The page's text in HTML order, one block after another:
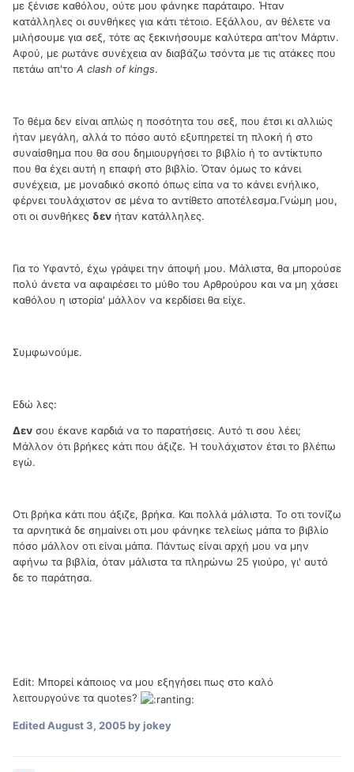
με ξένισε καθόλου, ούτε μου φάνηκε παράταιρο. Ήταν
κατάλληλες οι συνθήκες για κάτι τέτοιο. Εξάλλου, αν θέλετε να
μιλήσουμε για σεξ, τότε ας ξεκινήσουμε καλύτερα απ'τον Μάρτιν.
Αφού, με ρωτάνε συνέχεια αν διαβάζω τσόντα με τις ατάκες που
πετάω απ'το A clash of kings.
Το θέμα δεν είναι απλώς η ποσότητα του σεξ, που έτσι κι αλλιώς
ήταν μεγάλη, αλλά το πόσο αυτό εξυπηρετεί τη πλοκή ή στο
συναίσθημα που θα σου δημιουργήσει το βιβλίο ή το αντίκτυπο
που θα έχει αυτή η επαφή στο βιβλίο. Όταν όμως το κάνει
συνέχεια, με μοναδικό σκοπό όπως είπα να το κάνει ενήλικο,
φέρνει τουλάχιστον σε μένα το αντίθετο αποτέλεσμα.Γνώμη μου,
οτι οι συνθήκες δεν ήταν κατάλληλες.
Για το Υφαντό, έχω γράψει την άποψή μου. Μάλιστα, θα μπορούσε
πολύ άνετα να αφαιρέσει το μύθο του Αρθρούρου και να μη χάσει
καθόλου η ιστορία' μάλλον να κερδίσει θα είχε.
Συμφωνούμε.
Εδώ λες:
Δεν σου έκανε καρδιά να το παρατήσεις. Αυτό τι σου λέει;
Μάλλον ότι βρήκες κάτι που άξιζε. Ή τουλάχιστον έτσι το βλέπω
εγώ.
Οτι βρήκα κάτι που άξιζε, βρήκα. Και πολλά μάλιστα. Το οτι τονίζω
τα αρνητικά δε σημαίνει οτι μου φάνηκε τελείως μάπα το βιβλίο
πόσο μάλλον οτι είναι μάπα. Πάντως είναι αρχή μου να μην
αφήνω τα βιβλία, όταν μάλιστα τα πληρώνω 25 γιούρο, γι' αυτό
δε το παράτησα.
Edit: Μπορεί κάποιος να μου εξηγήσει πως στο καλό
λειτουργούνε τα quotes?
EditedAugust 3, 2005by jokey